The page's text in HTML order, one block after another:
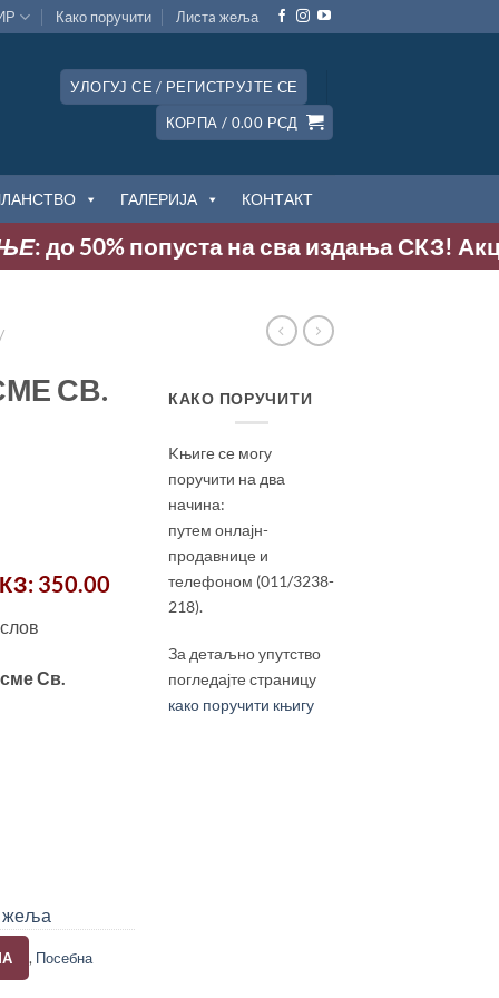
Како поручити Листa жеља
УЛОГУЈ СЕ / РЕГИСТРУЈТЕ СЕ
КОРПА / 0.00 РСД
ГАЛЕРИЈА КОНТАКТ
50% попуста на сва издања СКЗ! Акција
/
СВ.
: 350.00
Св.
жеља
, Посебна
КАКО ПОРУЧИТИ
Kњиге се могу
поручити на два
начина:
путем онлајн-
продавнице и
телефоном (011/3238-
218).
За детаљно упутство
погледајте страницу
како поручити књигу